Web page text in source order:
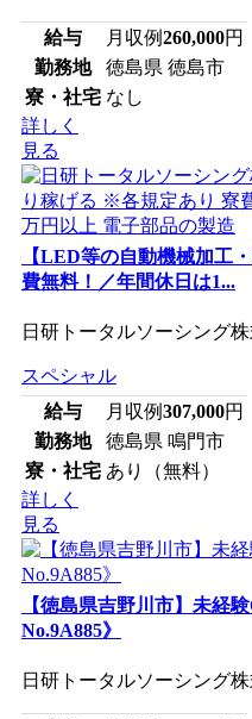
給与 月収例260,000円
勤務地
徳島県 徳島市
寮・社宅 なし
詳しく
見る
【LED等の自動機械加工
費無料！／年間休日は1...
日研トータルソーシング
スペシャル
給与
月収例307,000円
勤務地
徳島県 鳴門市
寮・社宅 あり（無料）
詳しく
見る
【徳島県吉野川市】未経
No.9A885》
日研トータルソーシング